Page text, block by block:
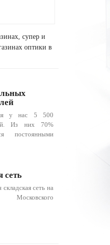
супер и
оптики в
у нас 5 500
Из них 70%
постоянными
сеть
сеть на
Московского